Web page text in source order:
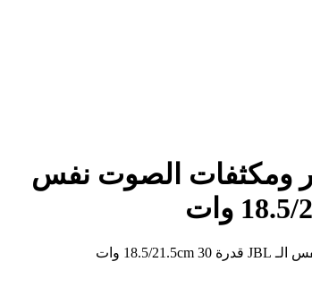
ومكثفات الصوت نفس